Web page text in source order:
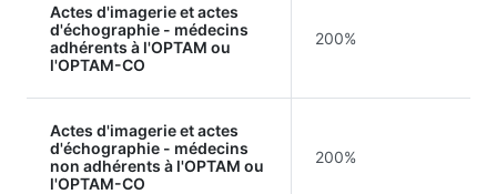
Actes d'imagerie et actes
d'échographie - médecins
adhérents à l'OPTAM ou
l'OPTAM-CO
200%
Actes d'imagerie et actes
d'échographie - médecins
non adhérents à l'OPTAM ou
l'OPTAM-CO
200%